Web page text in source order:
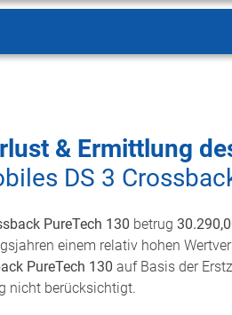
& Ermittlung
DS 3
PureTech 130 betrug
einem relativ hohen
PureTech 130 auf Basis der
nicht berücksichtigt.